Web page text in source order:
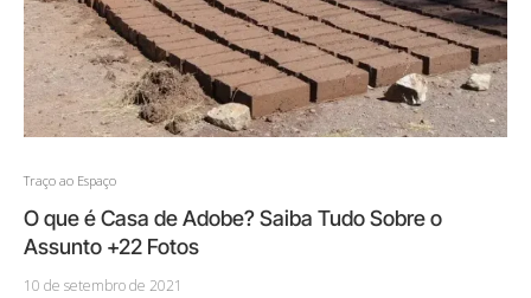
Traço ao Espaço
O que é Casa de Adobe? Saiba Tudo Sobre o
Assunto +22 Fotos
10 de setembro de 2021